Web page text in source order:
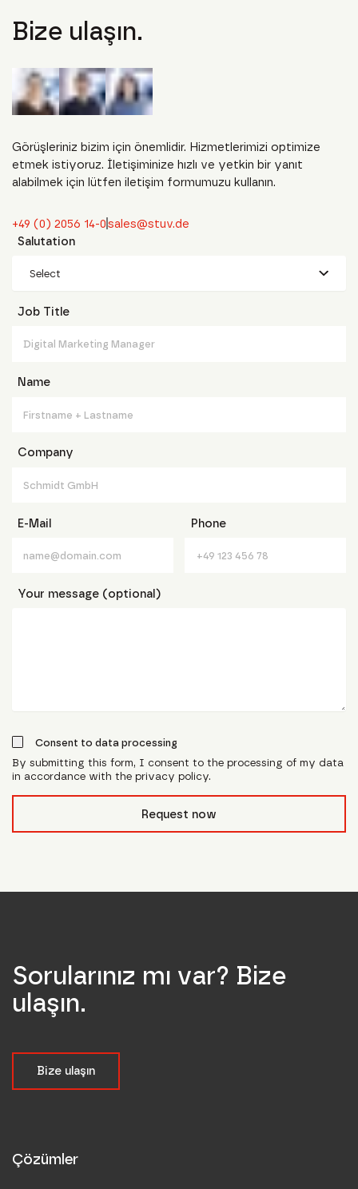
Bize ulaşın.
Görüşleriniz bizim için önemlidir. Hizmetlerimizi optimize
etmek istiyoruz. İletişiminize hızlı ve yetkin bir yanıt
alabilmek için lütfen iletişim formumuzu kullanın.
+49 (0) 2056 14-0sales@stuv.de
Salutation
Select
Job Title
Name
Company
E-Mail Phone
Your message (optional)
Consent to data processing
By submitting this form, I consent to the processing of my data
in accordance with the privacy policy.
Request now
Sorularınız mı var? Bize
ulaşın.
Bize ulaşın
Çözümler